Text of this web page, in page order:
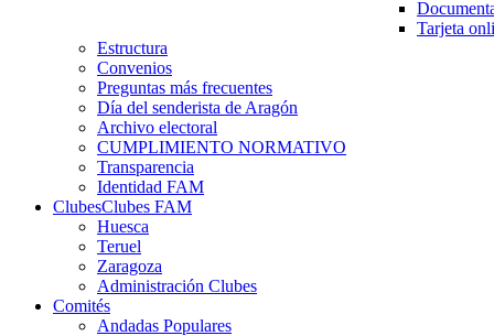
Tarjeta
Estructura
Convenios
Preguntas más frecuentes
Día del senderista de Aragón
Archivo electoral
CUMPLIMIENTO NORMATIVO
Transparencia
Identidad FAM
ClubesClubes FAM
Huesca
Teruel
Zaragoza
Administración Clubes
Comités
Andadas Populares